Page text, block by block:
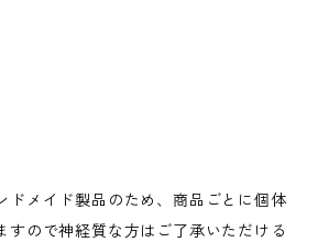
ドメイド製品のため、商品ごとに個体
すので神経質な方はご了承いただける